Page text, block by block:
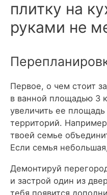
плитку на
руками не
Первое, о чем стоит
в ванной площадью 3
увеличить ее
территорий.
твоей семье
Если семья
Демонтируй
и застрой один из
тебя появится